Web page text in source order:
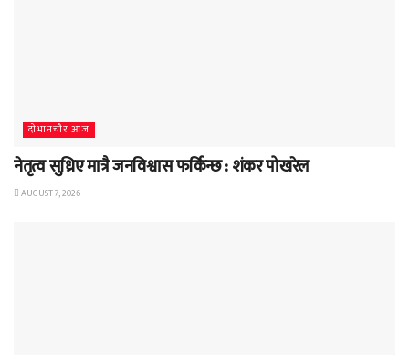
दाेभानचाैर आज
नेतृत्व सुध्रिए मात्रै जनविश्वास फर्किन्छ : शंकर पोखरेल
AUGUST 7, 2026